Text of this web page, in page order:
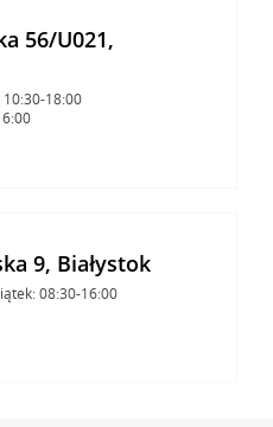
56/U021,
10:30-18:00
9, Białystok
08:30-16:00